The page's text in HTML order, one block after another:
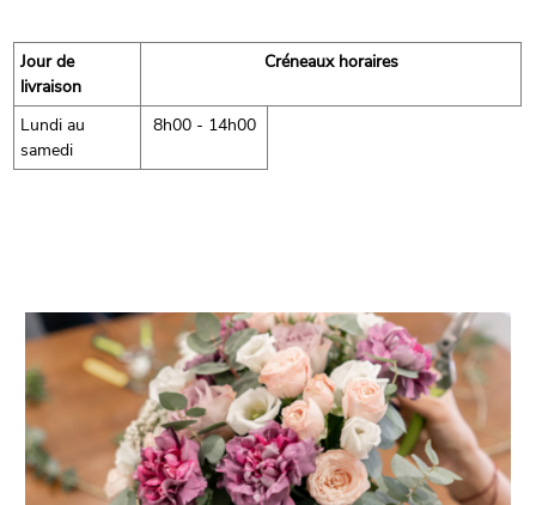
Jour de
livraison
Créneaux horaires
Lundi au
samedi
8h00 - 14h00